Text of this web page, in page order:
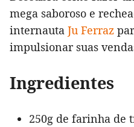
mega saboroso e
internauta Ju Ferraz
impulsionar suas
Ingredientes
250g de farinha de